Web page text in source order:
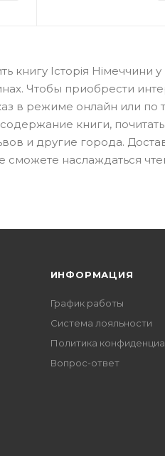
книгу Історія Німеччини
Чтобы приобрести
в режиме онлайн или
книги,
и другие города.
наслаждаться
ИНФОРМАЦИЯ
График работы
Система лояльности
Политика
Вопрос-ответ